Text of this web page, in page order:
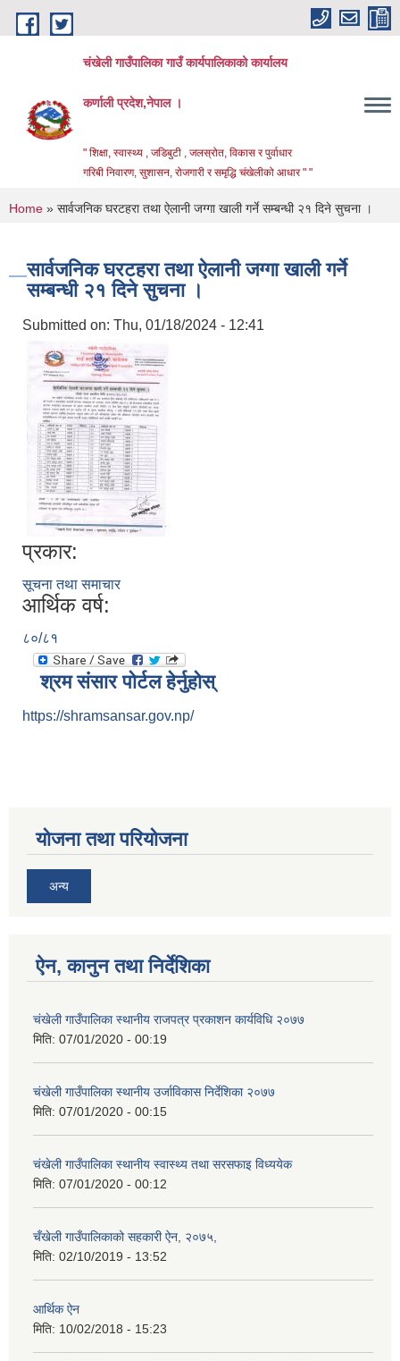
Skip to main content
चंखेली गाउँपालिका गाउँ कार्यपालिकाको कार्यालय
कर्णाली प्रदेश,नेपाल ।
" शिक्षा, स्वास्थ्य , जडिबुटी , जलस्रोत, विकास र पुर्वाधार
गरिबी निवारण, सुशासन, रोजगारी र समृद्धि चंखेलीको आधार " "
You are here
Home » सार्वजनिक घरटहरा तथा ऐलानी जग्गा खाली गर्ने सम्बन्धी २१ दिने सुचना ।
सार्वजनिक घरटहरा तथा ऐलानी जग्गा खाली गर्ने
सम्बन्धी २१ दिने सुचना ।
Submitted on: Thu, 01/18/2024 - 12:41
प्रकार:
सूचना तथा समाचार
आर्थिक वर्ष:
८०/८१
श्रम संसार पोर्टल हेर्नुहोस्
https://shramsansar.gov.np/
योजना तथा परियोजना
अन्य
ऐन, कानुन तथा निर्देशिका
चंखेली गाउँपालिका स्थानीय राजपत्र प्रकाशन कार्यविधि २०७७
मिति: 07/01/2020 - 00:19
चंखेली गाउँपालिका स्थानीय उर्जाविकास निर्देशिका २०७७
मिति: 07/01/2020 - 00:15
चंखेली गाउँपालिका स्थानीय स्वास्थ्य तथा सरसफाइ विध्ययेक
मिति: 07/01/2020 - 00:12
चँखेली गाउँपालिकाको सहकारी ऐन, २०७५,
मिति: 02/10/2019 - 13:52
आर्थिक ऐन
मिति: 10/02/2018 - 15:23